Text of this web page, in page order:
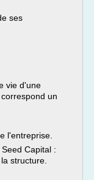
ses
vie d'une
un
l'entreprise.
Capital :
structure.